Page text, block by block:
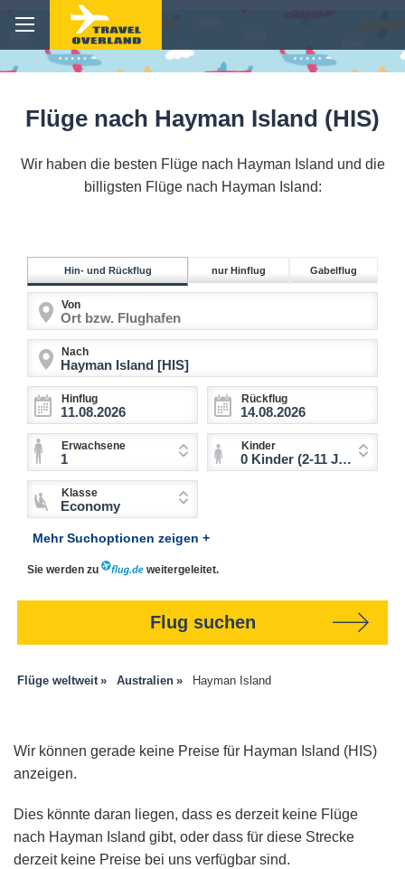
Flüge nach Hayman Island (HIS)
Wir haben die besten Flüge nach Hayman Island und die
billigsten Flüge nach Hayman Island:
Hin- und Rückflug nur Hinflug Gabelflug
Von
Nach
Hinflug Rückflug
Erwachsene
1
Kinder
0 Kinder (2-11 Jahre)
Klasse
Economy
Mehr Suchoptionen zeigen +
Sie werden zu weitergeleitet.
Flug suchen
Flüge weltweit Australien Hayman Island
Wir können gerade keine Preise für Hayman Island (HIS)
anzeigen.
Dies könnte daran liegen, dass es derzeit keine Flüge
nach Hayman Island gibt, oder dass für diese Strecke
derzeit keine Preise bei uns verfügbar sind.